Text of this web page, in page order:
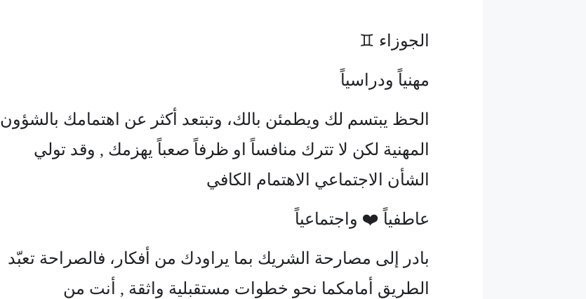
الجوزاء ♊
مهنياً ودراسياً
الحظ يبتسم لك ويطمئن بالك، وتبتعد أكثر عن اهتمامك بالشؤون
المهنية لكن لا تترك منافساً او ظرفاً صعباً يهزمك , وقد تولي
الشأن الاجتماعي الاهتمام الكافي
عاطفياً ❤️ واجتماعياً
بادر إلى مصارحة الشريك بما يراودك من أفكار، فالصراحة تعبّد
الطريق أمامكما نحو خطوات مستقبلية واثقة , أنت من